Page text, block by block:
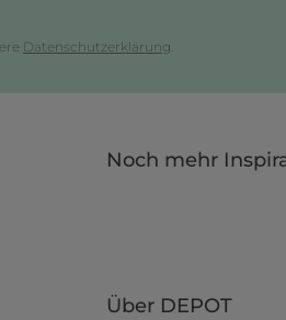
Datenschutzerklärung.
Noch mehr
Über DEPOT